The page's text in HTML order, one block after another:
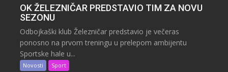
OK ŽELEZNIČAR PREDSTAVIO TIM ZA NOVU
SEZONU
Odbojkaški klub Železničar predstavio je večeras
ponosno na prvom treningu u prelepom ambijentu
Sportske hale u...
Novosti Sport